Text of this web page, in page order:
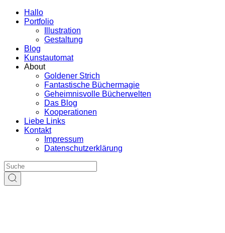
Hallo
Portfolio
Illustration
Gestaltung
Blog
Kunstautomat
About
Goldener Strich
Fantastische Büchermagie
Geheimnisvolle Bücherwelten
Das Blog
Kooperationen
Liebe Links
Kontakt
Impressum
Datenschutzerklärung